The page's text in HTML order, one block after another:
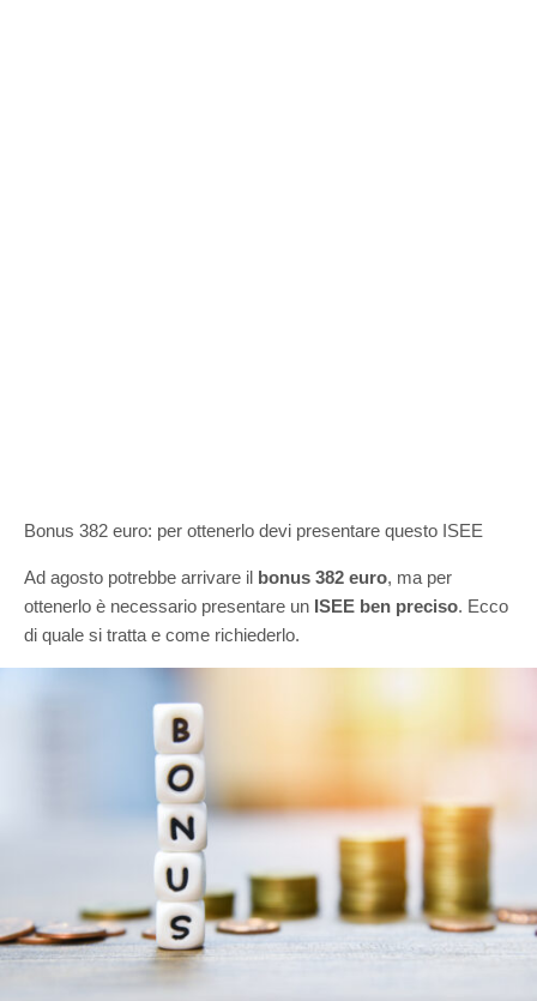
Bonus 382 euro: per ottenerlo devi presentare questo ISEE
Ad agosto potrebbe arrivare il bonus 382 euro, ma per
ottenerlo è necessario presentare un ISEE ben preciso. Ecco
di quale si tratta e come richiederlo.